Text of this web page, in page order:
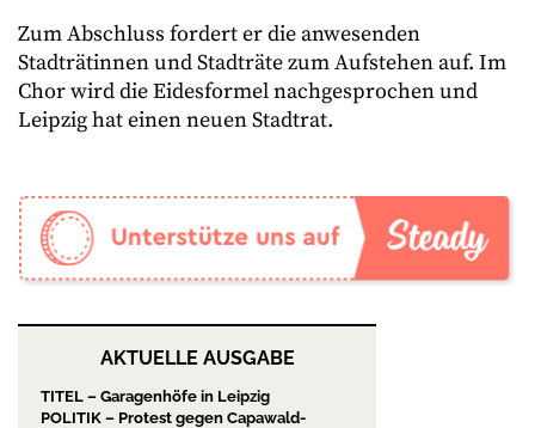
Zum Abschluss fordert er die anwesenden
Stadträtinnen und Stadträte zum Aufstehen auf. Im
Chor wird die Eidesformel nachgesprochen und
Leipzig hat einen neuen Stadtrat.
AKTUELLE AUSGABE
TITEL – Garagenhöfe in Leipzig
POLITIK – Protest gegen Capawald-